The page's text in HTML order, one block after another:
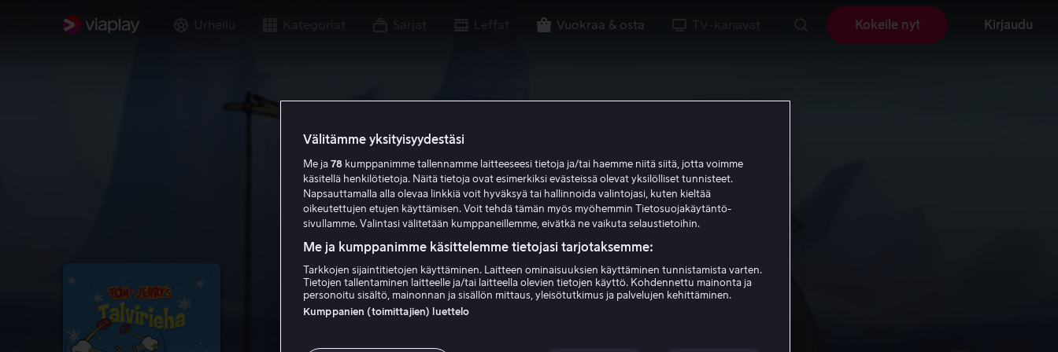
Urheilu Kategoriat Sarjat Leffat Vuokraa & osta TV-kanavat Kokeile nyt Kirjaudu
Välitämme yksityisyydestäsi
Me ja 78 kumppanimme tallennamme laitteeseesi tietoja ja/tai haemme niitä siitä, jotta voimme
käsitellä henkilötietoja. Näitä tietoja ovat esimerkiksi evästeissä olevat yksilölliset tunnisteet.
Napsauttamalla alla olevaa linkkiä voit hyväksyä tai hallinnoida valintojasi, kuten kieltää
oikeutettujen etujen käyttämisen. Voit tehdä tämän myös myöhemmin Tietosuojakäytäntö-
sivullamme. Valintasi välitetään kumppaneillemme, eivätkä ne vaikuta selaustietoihin.
Me ja kumppanimme käsittelemme tietojasi tarjotaksemme:
Tarkkojen sijaintitietojen käyttäminen. Laitteen ominaisuuksien käyttäminen tunnistamista varten.
Tietojen tallentaminen laitteelle ja/tai laitteella olevien tietojen käyttö. Kohdennettu mainonta ja
personoitu sisältö, mainonnan ja sisällön mittaus, yleisötutkimus ja palvelujen kehittäminen.
Kumppanien (toimittajien) luettelo